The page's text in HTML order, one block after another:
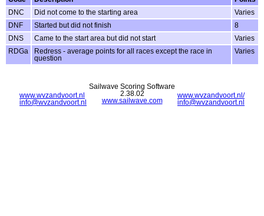
DNC
Did not come to the starting area
Varies
DNF
Started but did not finish
8
DNS
Came to the start area but did not start
Varies
RDGa
Redress - average points for all races except the race in
question
Varies
www.wvzandvoort.nl
info@wvzandvoort.nl
www.wvzandvoort.nl/
info@wvzandvoort.nl
Sailwave Scoring Software
2.38.02
www.sailwave.com